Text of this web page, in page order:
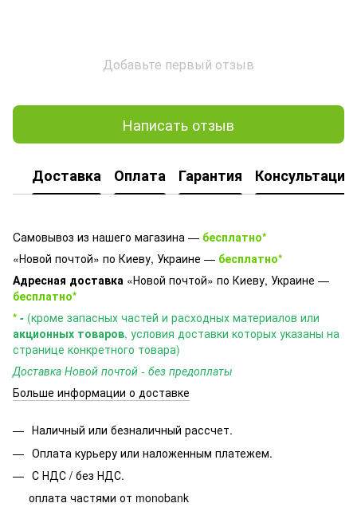
Добавьте первый отзыв
Написать отзыв
Доставка Оплата Гарантия Консультация
Cамовывоз из нашего магазина — бесплатно*
«Новой почтой» по Киеву, Украине — бесплатно*
Адресная доставка «Новой почтой» по Киеву, Украине —
бесплатно*
* - (кроме запасных частей и расходных материалов или
акционных товаров, условия доставки которых указаны на
странице конкретного товара)
Доставка Новой почтой - без предоплаты
Больше информации о доставке
Наличный или безналичный рассчет.
Оплата курьеру или наложенным платежем.
С НДС / без НДС.
оплата частями от monobank